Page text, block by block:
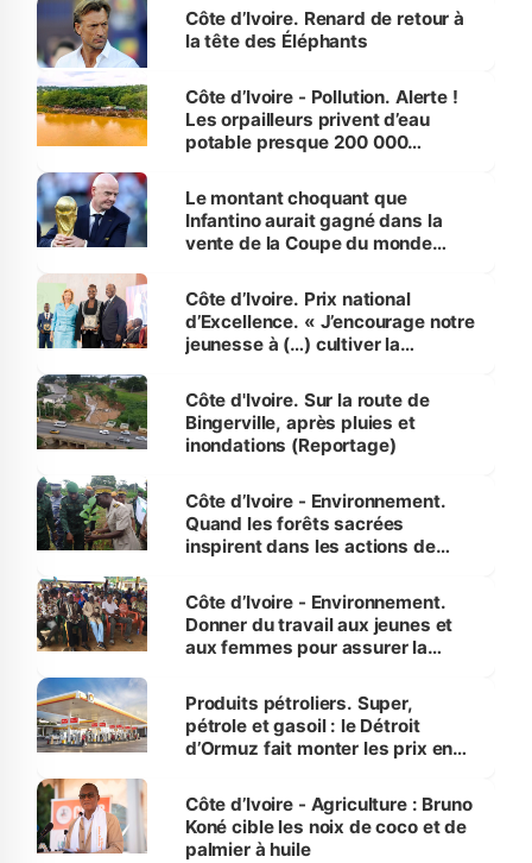
Côte d’Ivoire. Renard de retour à
la tête des Éléphants
Côte d’Ivoire - Pollution. Alerte !
Les orpailleurs privent d’eau
potable presque 200 000
Le montant choquant que
Infantino aurait gagné dans la
vente de la Coupe du monde
Côte d’Ivoire. Prix national
d’Excellence. « J’encourage notre
jeunesse à (…) cultiver la
(Alassane Ouattara
Côte d'Ivoire. Sur la route de
Bingerville, après pluies et
inondations (Reportage)
Côte d’Ivoire - Environnement.
Quand les forêts sacrées
inspirent dans les actions de
Côte d’Ivoire - Environnement.
Donner du travail aux jeunes et
aux femmes pour assurer la
menacées
Produits pétroliers. Super,
pétrole et gasoil : le Détroit
d’Ormuz fait monter les prix en
Côte d’Ivoire - Agriculture : Bruno
Koné cible les noix de coco et de
palmier à huile